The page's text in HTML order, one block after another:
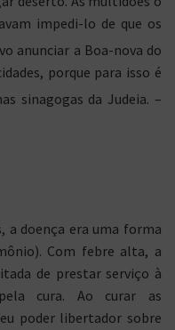
impedi-lo de que os
anunciar a Boa-nova do
porque para isso é
sinagogas da Judeia. –
a doença era uma forma
Com febre alta, a
de prestar serviço à
cura. Ao curar as
poder libertador sobre